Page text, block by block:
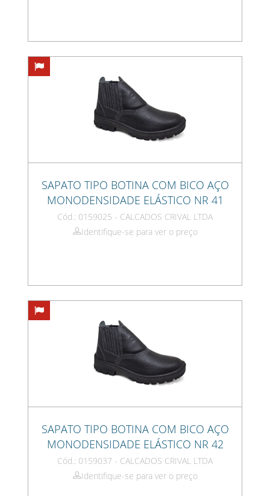
SAPATO TIPO BOTINA COM BICO AÇO
MONODENSIDADE ELÁSTICO NR 41
Cód.: 0159025 - CALCADOS CRIVAL LTDA
Identifique-se para ver o preço
SAPATO TIPO BOTINA COM BICO AÇO
MONODENSIDADE ELÁSTICO NR 42
Cód.: 0159037 - CALCADOS CRIVAL LTDA
Identifique-se para ver o preço